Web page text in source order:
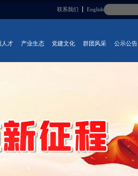
联系我们 English
人才 产业生态 党建文化 群团风采 公示公告